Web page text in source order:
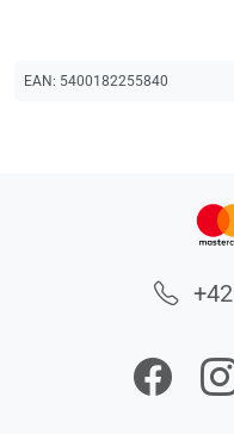
EAN: 5400182255840